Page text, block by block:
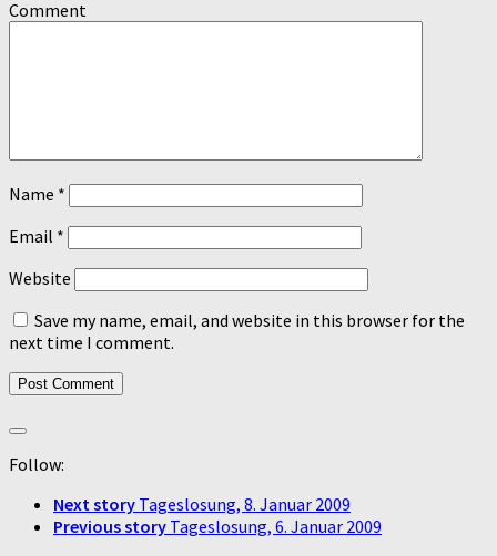
Comment
Name *
Email *
Website
Save my name, email, and website in this browser for the
next time I comment.
Follow:
Next story Tageslosung, 8. Januar 2009
Previous story Tageslosung, 6. Januar 2009